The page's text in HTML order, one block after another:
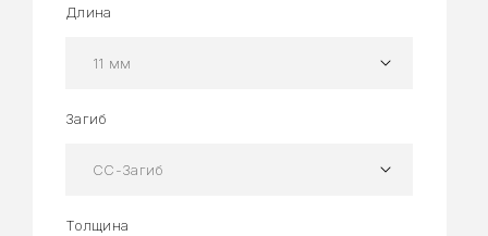
Длина
Загиб
Толщина